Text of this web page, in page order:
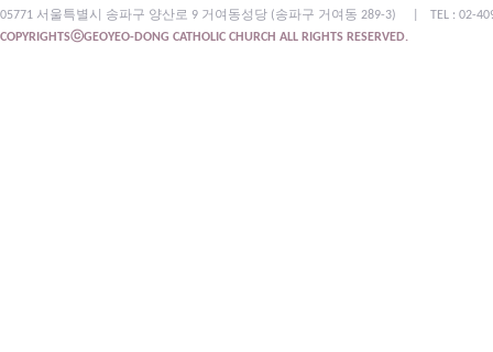
05771 서울특별시 송파구 양산로 9 거여동성당 (송파구 거여동 289-3)
TEL : 02-
COPYRIGHTSⓒGEOYEO-DONG CATHOLIC CHURCH ALL RIGHTS RESERVED.